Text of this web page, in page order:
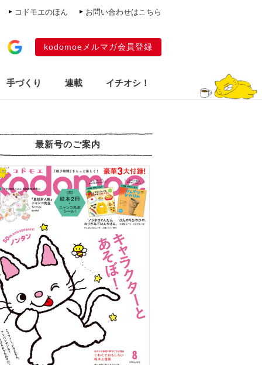
コドモエのほん お問い合わせはこちら
kodomoeメルマガ会員登録
手づくり 連載 イチオシ！
最新号のご案内